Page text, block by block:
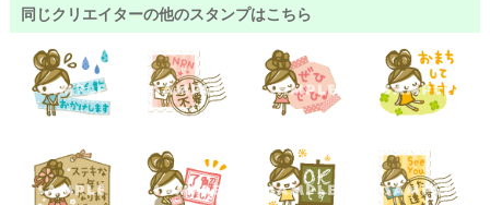
同じクリエイターの他のスタンプはこちら